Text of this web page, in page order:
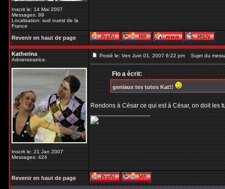
Inscrit le: 14 Mai 2007
Messages: 89
Localisation: sud ouest de la
France
Revenir en haut de page
Katherina
Administratrice
Inscrit le: 21 Jan 2007
Messages: 424
Posté le: Ven Juin 01, 2007 6:22 pm Sujet du
Flo a écrit:
geniaux tes tutos Kat!!
Rendons à César ce qui est à César, on doit les
_________________
Revenir en haut de page